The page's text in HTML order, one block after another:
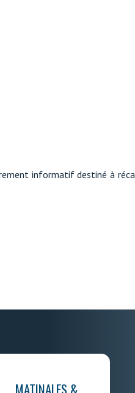
informatif destiné à
MATINALES &